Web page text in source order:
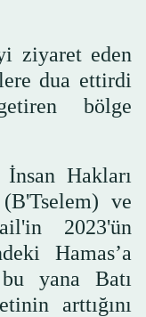
ziyaret eden
dua ettirdi
bölge
Hakları
ve
2023'ün
Hamas’a
bu yana Batı
arttığını